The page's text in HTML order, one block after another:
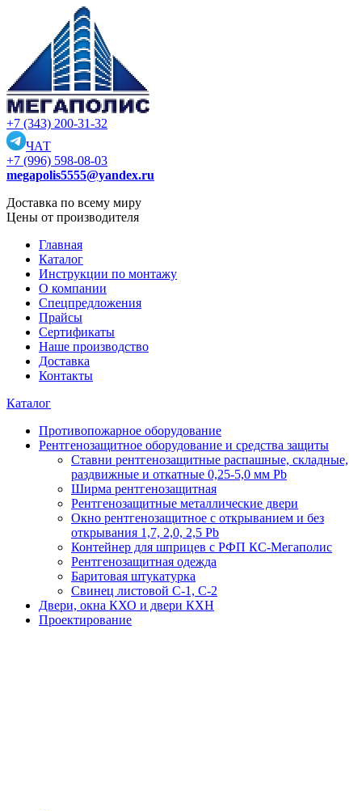
+7 (343) 200-31-32
ЧАТ
+7 (996) 598-08-03
megapolis5555@yandex.ru
Доставка по всему миру
Цены от производителя
Главная
Каталог
Инструкции по монтажу
О компании
Спецпредложения
Прайсы
Сертификаты
Наше производство
Доставка
Контакты
Каталог
Противопожарное оборудование
Рентгенозащитное оборудование и средства защиты
Ставни рентгенозащитные распашные, складные,
раздвижные и откатные 0,25-5,0 мм Pb
Ширма рентгенозащитная
Рентгенозащитные металлические двери
Окно рентгенозащитное c открыванием и без
открывания 1,7, 2,0, 2,5 Pb
Контейнер для шприцев с РФП КС-Мегаполис
Рентгенозащитная одежда
Баритовая штукатурка
Свинец листовой С-1, С-2
Двери, окна КХО и двери КХН
Проектирование